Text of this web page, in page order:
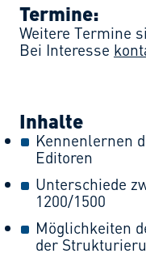
Inhalte
Kennenlernen
Editoren
Unterschiede
1200/1500
Möglichkeiten
der
Termine:
Weitere Termine
Bei Interesse